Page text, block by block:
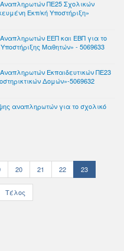
ΠΕ25 Σχολικών
Eκπ/κή Υποστήριξη»
ΕΕΠ και ΕΒΠ για το
Μαθητών» - 5069633
Εκπαιδευτικών ΠΕ23
Δομών»-5069632
αναπληρωτών για το σχολικό
20 21 22 23
Τέλος